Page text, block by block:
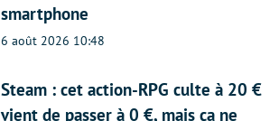
smartphone
6 août 2026 10:48
Steam : cet action-RPG culte à 20 €
vient de passer à 0 €, mais ça ne